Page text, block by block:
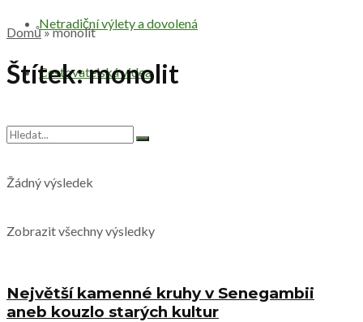
Netradiční výlety a dovolená
Cestovatelská videa
Žádný výsledek
Zobrazit všechny výsledky
Domů»monolit
Štítek:monolit
Největší kamenné kruhy v Senegambii
aneb kouzlo starých kultur